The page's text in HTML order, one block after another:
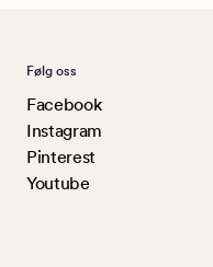
Følg oss
Facebook
Instagram
Pinterest
Youtube